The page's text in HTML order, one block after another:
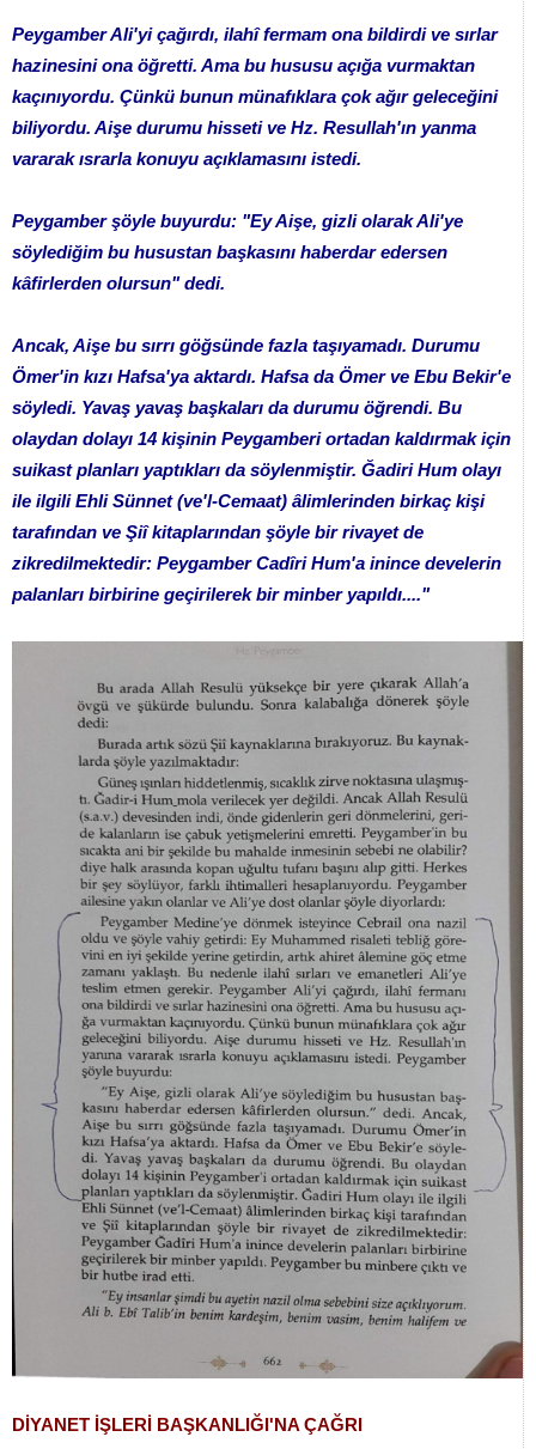
Peygamber Ali'yi çağırdı, ilahî fermam ona bildirdi ve sırlar
hazinesini ona öğretti. Ama bu hususu açığa vurmaktan
kaçınıyordu. Çünkü bunun münafıklara çok ağır geleceğini
biliyordu. Aişe durumu hisseti ve Hz. Resullah'ın yanma
vararak ısrarla konuyu açıklamasını istedi.
Peygamber şöyle buyurdu: "Ey Aişe, gizli olarak Ali'ye
söylediğim bu husustan başkasını haberdar edersen
kâfirlerden olursun" dedi.
Ancak, Aişe bu sırrı göğsünde fazla taşıyamadı. Durumu
Ömer'in kızı Hafsa'ya aktardı. Hafsa da Ömer ve Ebu Bekir'e
söyledi. Yavaş yavaş başkaları da durumu öğrendi. Bu
olaydan dolayı 14 kişinin Peygamberi ortadan kaldırmak için
suikast planları yaptıkları da söylenmiştir. Ğadiri Hum olayı
ile ilgili Ehli Sünnet (ve'l-Cemaat) âlimlerinden birkaç kişi
tarafından ve Şiî kitaplarından şöyle bir rivayet de
zikredilmektedir: Peygamber Cadîri Hum'a inince develerin
palanları birbirine geçirilerek bir minber yapıldı...."
DİYANET İŞLERİ BAŞKANLIĞI'NA ÇAĞRI